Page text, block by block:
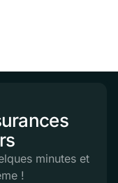
minutes et
!